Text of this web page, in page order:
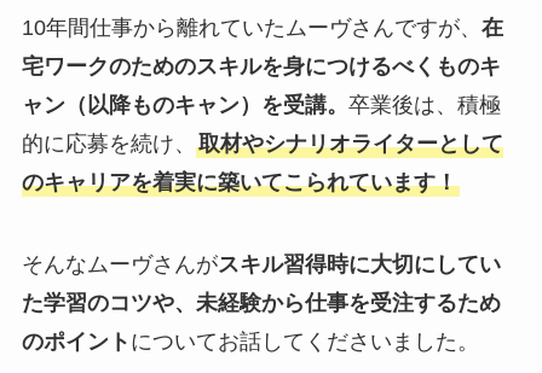
10年間仕事から離れていたムーヴさんですが、 在
宅ワークのためのスキルを身につけるべくものキ
ャン（以降ものキャン）を受講。 卒業後は、積極
的に応募を続け、 取材やシナリオライターとして
のキャリアを着実に築いてこられています！
そんなムーヴさんがスキル習得時に大切にしてい
た学習のコツや、未経験から仕事を受注するため
のポイント についてお話してくださいました。